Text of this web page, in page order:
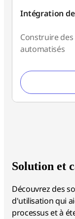
Intégration
Construire
automatisés
Solution et
Découvrez des
d'utilisation qui
processus et à